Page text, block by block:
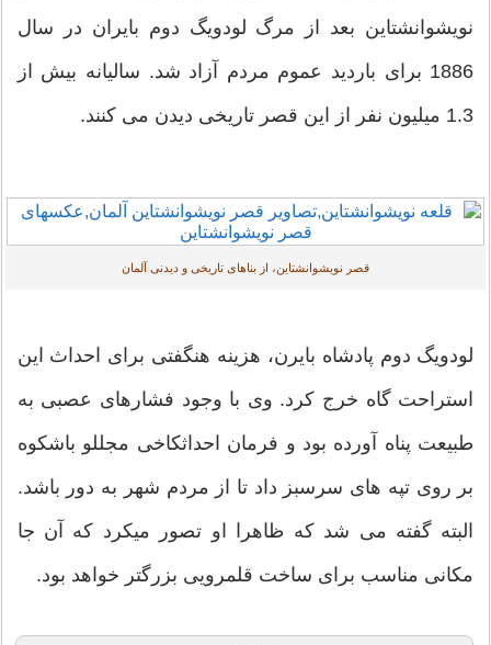
نویشوانشتاین بعد از مرگ لودویگ دوم بایران در سال
1886 برای باردید عموم مردم آزاد شد. سالیانه بیش از
1.3 میلیون نفر از این قصر تاریخی دیدن می کنند.
قصر نویشوانشتاین، از بناهای تاریخی و دیدنی آلمان
لودویگ دوم پادشاه بایرن، هزینه هنگفتی برای احداث این
استراحت گاه خرج کرد. وی با وجود فشارهای عصبی به
طبیعت پناه آورده بود و فرمان احداثکاخی مجللو باشکوه
بر روی تپه های سرسبز داد تا از مردم شهر به دور باشد.
البته گفته می شد که ظاهرا او تصور میکرد که آن جا
مکانی مناسب برای ساخت قلمرویی بزرگتر خواهد بود.